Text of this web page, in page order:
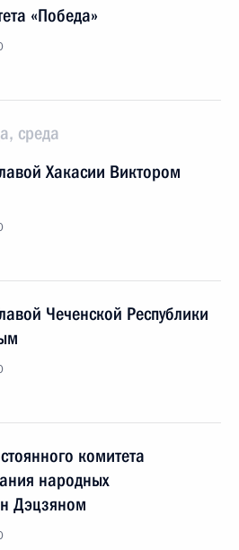
«Победа»
среда
Хакасии Виктором
Чеченской Республики
комитета
народных
Дэцзяном